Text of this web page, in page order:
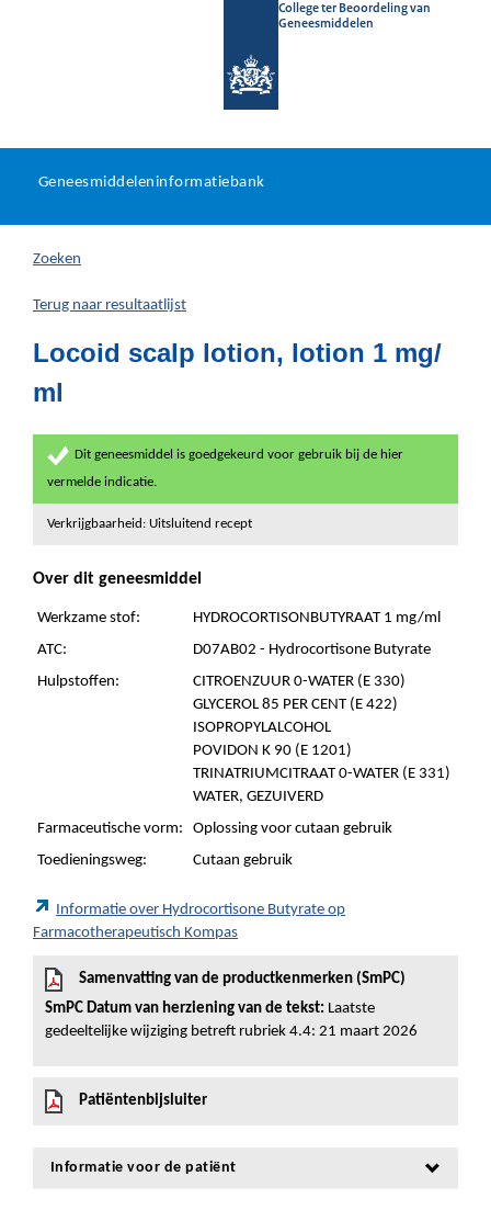
College ter Beoordeling van
Geneesmiddelen
U
hier:
Geneesmiddeleninformatiebank
Zoeken
Terug naar resultaatlijst
Locoid scalp lotion, lotion 1 mg/
ml
Dit geneesmiddel is goedgekeurd voor gebruik bij de hier
vermelde indicatie.
Verkrijgbaarheid: Uitsluitend recept
Over dit geneesmiddel
Werkzame stof:
HYDROCORTISONBUTYRAAT 1 mg/ml
ATC:
D07AB02 - Hydrocortisone Butyrate
Hulpstoffen:
CITROENZUUR 0-WATER (E 330)
GLYCEROL 85 PER CENT (E 422)
ISOPROPYLALCOHOL
POVIDON K 90 (E 1201)
TRINATRIUMCITRAAT 0-WATER (E 331)
WATER, GEZUIVERD
Farmaceutische vorm:
Oplossing voor cutaan gebruik
Toedieningsweg:
Cutaan gebruik
Informatie over Hydrocortisone Butyrate op
Farmacotherapeutisch Kompas
Samenvatting van de productkenmerken (SmPC)
SmPC Datum van herziening van de tekst: Laatste
gedeeltelijke wijziging betreft rubriek 4.4: 21 maart 2026
Patiëntenbijsluiter
Informatie voor de patiënt